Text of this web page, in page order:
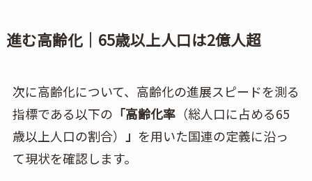
進む高齢化｜65歳以上人口は2億人超
次に高齢化について、高齢化の進展スピードを測る
指標である以下の 「高齢化率（総人口に占める65
歳以上人口の割合）
」 を用いた国連の定義に沿っ
て現状を確認します。